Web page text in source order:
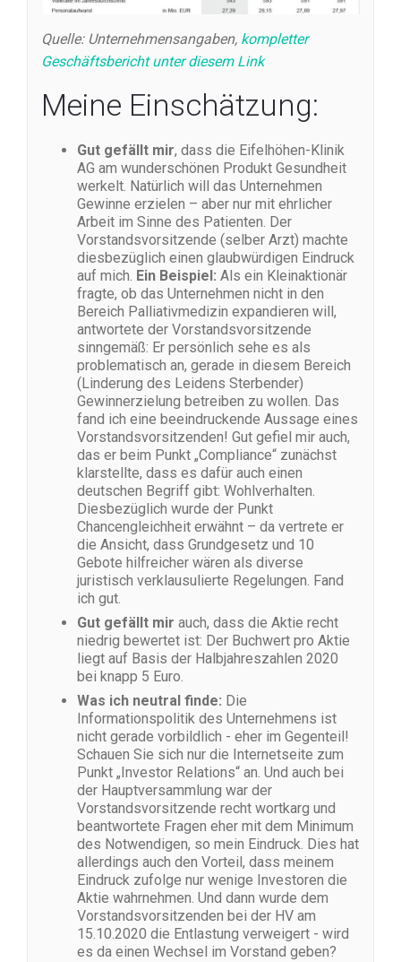
Quelle: Unternehmensangaben, kompletter
Geschäftsbericht unter diesem Link
Meine Einschätzung:
Gut gefällt mir, dass die Eifelhöhen-Klinik
AG am wunderschönen Produkt Gesundheit
werkelt. Natürlich will das Unternehmen
Gewinne erzielen – aber nur mit ehrlicher
Arbeit im Sinne des Patienten. Der
Vorstandsvorsitzende (selber Arzt) machte
diesbezüglich einen glaubwürdigen Eindruck
auf mich. Ein Beispiel: Als ein Kleinaktionär
fragte, ob das Unternehmen nicht in den
Bereich Palliativmedizin expandieren will,
antwortete der Vorstandsvorsitzende
sinngemäß: Er persönlich sehe es als
problematisch an, gerade in diesem Bereich
(Linderung des Leidens Sterbender)
Gewinnerzielung betreiben zu wollen. Das
fand ich eine beeindruckende Aussage eines
Vorstandsvorsitzenden! Gut gefiel mir auch,
das er beim Punkt „Compliance“ zunächst
klarstellte, dass es dafür auch einen
deutschen Begriff gibt: Wohlverhalten.
Diesbezüglich wurde der Punkt
Chancengleichheit erwähnt – da vertrete er
die Ansicht, dass Grundgesetz und 10
Gebote hilfreicher wären als diverse
juristisch verklausulierte Regelungen. Fand
ich gut.
Gut gefällt mir auch, dass die Aktie recht
niedrig bewertet ist: Der Buchwert pro Aktie
liegt auf Basis der Halbjahreszahlen 2020
bei knapp 5 Euro.
Was ich neutral finde: Die
Informationspolitik des Unternehmens ist
nicht gerade vorbildlich - eher im Gegenteil!
Schauen Sie sich nur die Internetseite zum
Punkt „Investor Relations“ an. Und auch bei
der Hauptversammlung war der
Vorstandsvorsitzende recht wortkarg und
beantwortete Fragen eher mit dem Minimum
des Notwendigen, so mein Eindruck. Dies hat
allerdings auch den Vorteil, dass meinem
Eindruck zufolge nur wenige Investoren die
Aktie wahrnehmen. Und dann wurde dem
Vorstandsvorsitzenden bei der HV am
15.10.2020 die Entlastung verweigert - wird
es da einen Wechsel im Vorstand geben?